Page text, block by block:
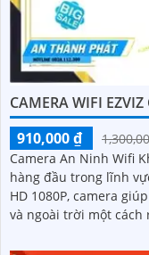
CAMERA WIFI
910,000 ₫
Camera An Ninh Wifi
hàng đầu trong lĩnh vực an ninh
HD 1080P, camera
và ngoài trời một cách